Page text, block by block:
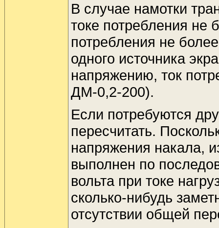
В случае намотки
токе потребления не
потребления не
одного источника
напряжению, ток
ДМ-0,2-200).
Если потребуются
пересчитать.
напряжения накала,
выполнен по
вольта при токе
сколько-нибудь
отсутствии общей